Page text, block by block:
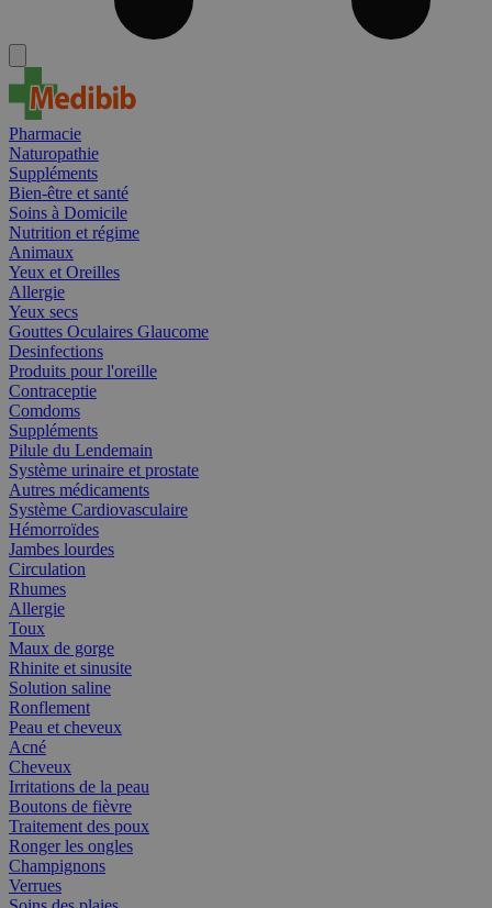
Pharmacie
Naturopathie
Suppléments
Bien-être et santé
Soins à Domicile
Nutrition et régime
Animaux
Yeux et Oreilles
Allergie
Yeux secs
Gouttes Oculaires Glaucome
Desinfections
Produits pour l'oreille
Contraceptie
Comdoms
Suppléments
Pilule du Lendemain
Système urinaire et prostate
Autres médicaments
Système Cardiovasculaire
Hémorroïdes
Jambes lourdes
Circulation
Rhumes
Allergie
Toux
Maux de gorge
Rhinite et sinusite
Solution saline
Ronflement
Peau et cheveux
Acné
Cheveux
Irritations de la peau
Boutons de fièvre
Traitement des poux
Ronger les ongles
Champignons
Verrues